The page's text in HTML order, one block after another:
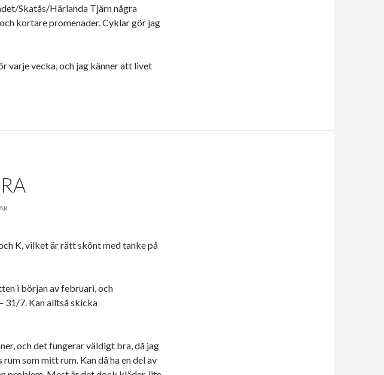
Skatås/Härlanda Tjärn några
kortare promenader. Cyklar gör jag
varje vecka, och jag känner att livet
K, vilket är rätt skönt med tanke på
i början av februari, och
31/7. Kan alltså skicka
och det fungerar väldigt bra, då jag
som mitt rum. Kan då ha en del av